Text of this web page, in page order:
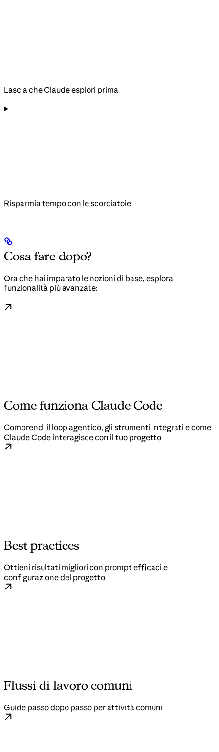
Lascia che Claude esplori prima
Risparmia tempo con le scorciatoie
Cosa fare dopo?
Ora che hai imparato le nozioni di base, esplora
funzionalità più avanzate:
Come funziona Claude Code
Comprendi il loop agentico, gli strumenti integrati e come
Claude Code interagisce con il tuo progetto
Best practices
Ottieni risultati migliori con prompt efficaci e
configurazione del progetto
Flussi di lavoro comuni
Guide passo dopo passo per attività comuni